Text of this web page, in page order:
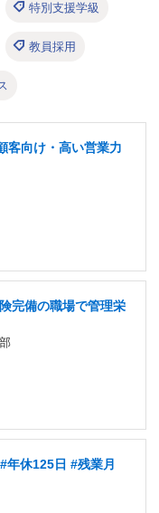
特別支援学級
教員採用
客向け・高い営業力
完備の職場で管理栄
年休125日 #残業月